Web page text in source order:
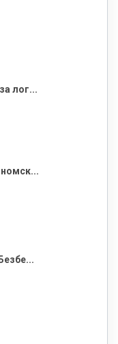
лог...